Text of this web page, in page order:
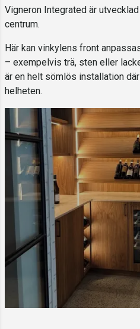
Vigneron Integrated är
centrum.
Här kan vinkylens front
– exempelvis trä, sten eller
är en helt sömlös installation
helheten.